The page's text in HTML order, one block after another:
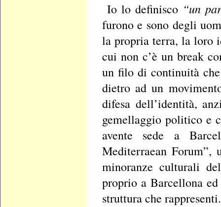
Io lo definisco “un
furono e sono degli
la propria terra, la loro
cui non c’è un break
un filo di continuità
dietro ad un
difesa dell’identità,
gemellaggio politico e
avente sede a
Mediterraean Forum”,
minoranze culturali
proprio a Barcellona
struttura che rappresenti.